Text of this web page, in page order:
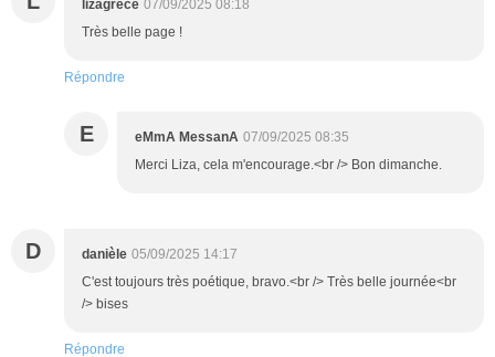
lizagrece 07/09/2025 08:18
Très belle page !
Répondre
E eMmA MessanA 07/09/2025 08:35
Merci Liza, cela m'encourage.<br /> Bon dimanche.
D danièle 05/09/2025 14:17
C'est toujours très poétique, bravo.<br /> Très belle journée<br
/> bises
Répondre